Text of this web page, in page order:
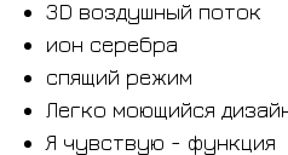
3D воздушный поток
ион серебра
спящий режим
Легко моющийся
Я чувствую - функция